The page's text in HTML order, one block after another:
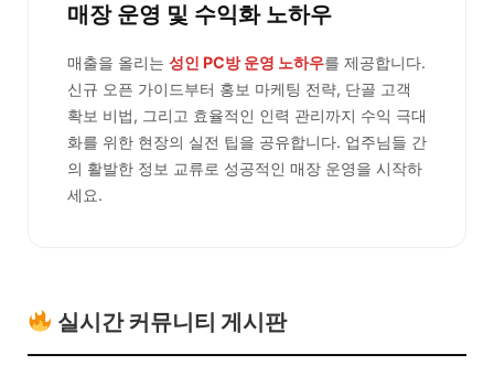
매장 운영 및 수익화 노하우
매출을 올리는 성인 PC방 운영 노하우를 제공합니다.
신규 오픈 가이드부터 홍보 마케팅 전략, 단골 고객
확보 비법, 그리고 효율적인 인력 관리까지 수익 극대
화를 위한 현장의 실전 팁을 공유합니다. 업주님들 간
의 활발한 정보 교류로 성공적인 매장 운영을 시작하
세요.
실시간 커뮤니티 게시판